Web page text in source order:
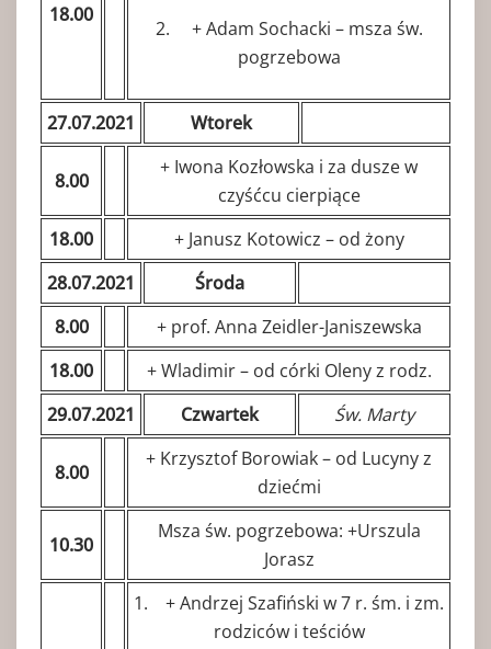
18.00
2. + Adam Sochacki – msza św.
pogrzebowa
27.07.2021 Wtorek
8.00
+ Iwona Kozłowska i za dusze w
czyśćcu cierpiące
18.00
+ Janusz Kotowicz – od żony
28.07.2021
Środa
8.00
+ prof. Anna Zeidler-Janiszewska
18.00
+ Wladimir – od córki Oleny z rodz.
29.07.2021
Czwartek Św. Marty
8.00
+ Krzysztof Borowiak – od Lucyny z
dziećmi
10.30
Msza św. pogrzebowa: +Urszula
Jorasz
1. + Andrzej Szafiński w 7 r. śm. i zm.
rodziców i teściów